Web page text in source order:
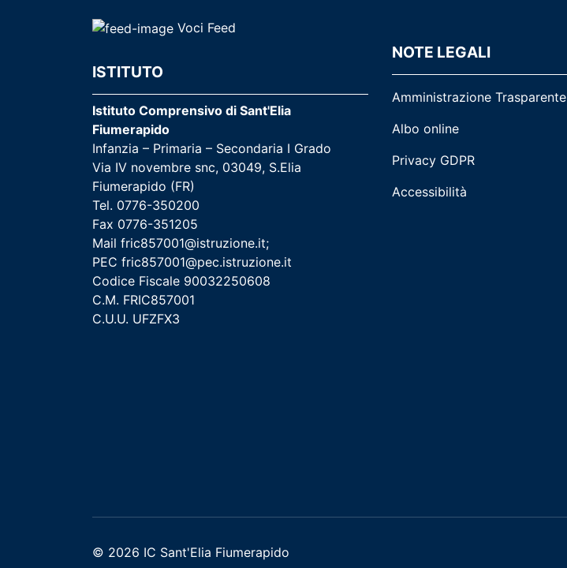
Voci Feed
ISTITUTO
Istituto Comprensivo di Sant'Elia
Fiumerapido
Infanzia – Primaria – Secondaria I Grado
Via IV novembre snc, 03049, S.Elia
Fiumerapido (FR)
Tel. 0776-350200
Fax 0776-351205
Mail fric857001@istruzione.it;
PEC fric857001@pec.istruzione.it
Codice Fiscale 90032250608
C.M. FRIC857001
C.U.U. UFZFX3
NOTE LEGALI
Amministrazione Trasparente
Albo online
Privacy GDPR
Accessibilità
© 2026 IC Sant'Elia Fiumerapido